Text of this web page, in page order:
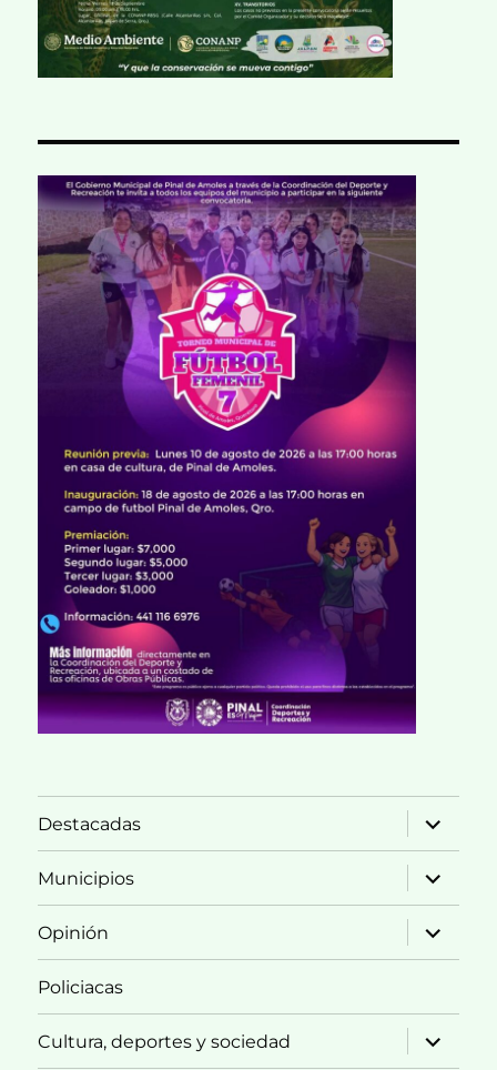
Destacadas
expande
el
menú
inferior
Municipios
expande
el
menú
inferior
Opinión
expande
el
menú
Policiacas
Cultura, deportes y sociedad
expande
el